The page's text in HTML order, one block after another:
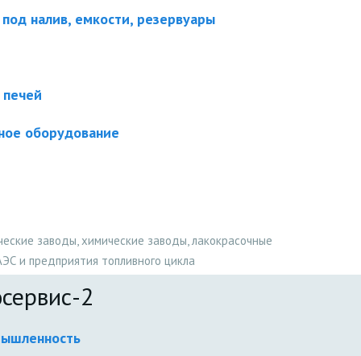
налив, емкости, резервуары
оборудование
заводы, химические заводы, лакокрасочные
и предприятия топливного цикла
2